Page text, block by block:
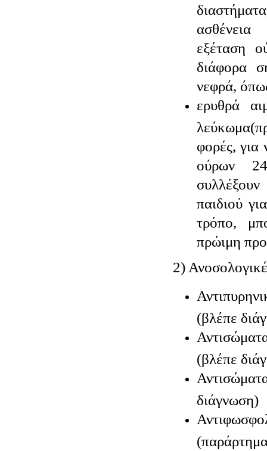
εξέταση
διάφορα
νεφρά,
ερυθρά
φορές, για
ούρων
παιδιού
τρόπο,
πρώιμη
2)
(βλέπε
(βλέπε
διάγνωση)